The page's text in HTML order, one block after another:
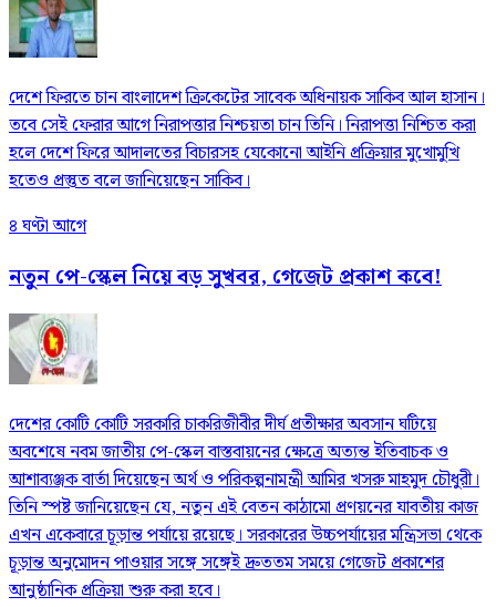
দেশে ফিরতে চান বাংলাদেশ ক্রিকেটের সাবেক অধিনায়ক সাকিব আল হাসান।
তবে সেই ফেরার আগে নিরাপত্তার নিশ্চয়তা চান তিনি। নিরাপত্তা নিশ্চিত করা
হলে দেশে ফিরে আদালতের বিচারসহ যেকোনো আইনি প্রক্রিয়ার মুখোমুখি
হতেও প্রস্তুত বলে জানিয়েছেন সাকিব।
৪ ঘণ্টা আগে
নতুন পে-স্কেল নিয়ে বড় সুখবর, গেজেট প্রকাশ কবে!
দেশের কোটি কোটি সরকারি চাকরিজীবীর দীর্ঘ প্রতীক্ষার অবসান ঘটিয়ে
অবশেষে নবম জাতীয় পে-স্কেল বাস্তবায়নের ক্ষেত্রে অত্যন্ত ইতিবাচক ও
আশাব্যঞ্জক বার্তা দিয়েছেন অর্থ ও পরিকল্পনামন্ত্রী আমির খসরু মাহমুদ চৌধুরী।
তিনি স্পষ্ট জানিয়েছেন যে, নতুন এই বেতন কাঠামো প্রণয়নের যাবতীয় কাজ
এখন একেবারে চূড়ান্ত পর্যায়ে রয়েছে। সরকারের উচ্চপর্যায়ের মন্ত্রিসভা থেকে
চূড়ান্ত অনুমোদন পাওয়ার সঙ্গে সঙ্গেই দ্রুততম সময়ে গেজেট প্রকাশের
আনুষ্ঠানিক প্রক্রিয়া শুরু করা হবে।